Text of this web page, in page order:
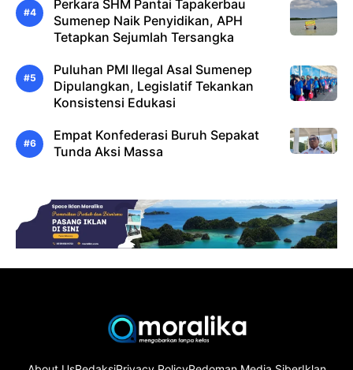
Perkara SHM Pantai Tapakerbau
Sumenep Naik Penyidikan, APH
Tetapkan Sejumlah Tersangka
Puluhan PMI Ilegal Asal Sumenep
Dipulangkan, Legislatif Tekankan
Konsistensi Edukasi
Empat Konfederasi Buruh Sepakat
Tunda Aksi Massa